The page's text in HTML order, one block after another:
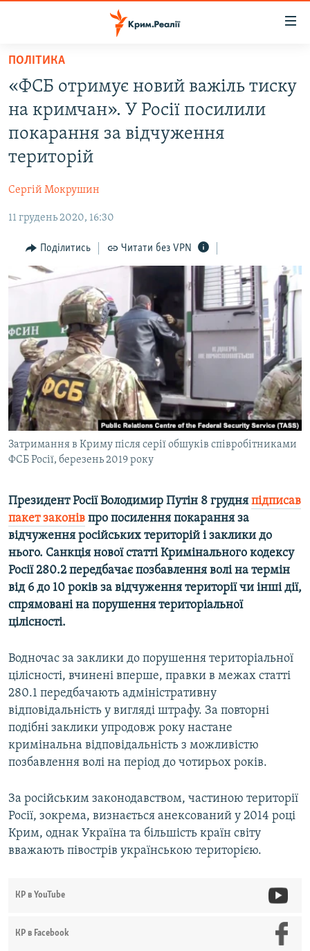
Перейти
основного
матеріалу
Перейти
до
основної
Перейти
до
ВОДА.КРИМ
ВІДЕО ТА ФОТО
ПОГЛЯД
ІНТЕРВ'Ю
ВСЕ ЗА ДЕНЬ
СПЕЦПРОЕКТИ
ДЕПОРТАЦІЯ
ВІДЕОУРОКИ «ELIFBE»
СВІДЧЕННЯ ОКУПАЦІЇ
УКРАЇНСЬКА ПРОБЛЕМА КРИМУ
ІНФОГРАФІКА
ЯК ОБІЙТИ БЛОКУВАННЯ
Русский
Qırımtatar
ДОЛУЧАЙСЯ!
Усі сайти RFE/RL
ПОЛІТИКА
«ФСБ отримує новий важіль тиску
на кримчан». У Росії посилили
покарання за відчуження
територій
Сергій Мокрушин
11 грудень 2020, 16:30
Поділитись Читати без VPN
Затримання в Криму після серії обшуків співробітниками
ФСБ Росії, березень 2019 року
Президент Росії Володимир Путін 8 грудня підписав
пакет законів про посилення покарання за
відчуження російських територій і заклики до
нього. Санкція нової статті Кримінального кодексу
Росії 280.2 передбачає позбавлення волі на термін
від 6 до 10 років за відчуження території чи інші дії,
спрямовані на порушення територіальної
цілісності.
Водночас за заклики до порушення територіальної
цілісності, вчинені вперше, правки в межах статті
280.1 передбачають адміністративну
відповідальність у вигляді штрафу. За повторні
подібні заклики упродовж року настане
кримінальна відповідальність з можливістю
позбавлення волі на період до чотирьох років.
За російським законодавством, частиною території
Росії, зокрема, визнається анексований у 2014 році
Крим, однак Україна та більшість країн світу
вважають півострів українською територією.
КР в YouTube
КР в Facebook